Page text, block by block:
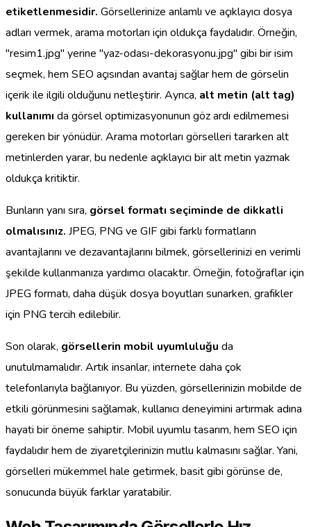
etiketlenmesidir. Görsellerinize anlamlı ve açıklayıcı dosya
adları vermek, arama motorları için oldukça faydalıdır. Örneğin,
"resim1.jpg" yerine "yaz-odası-dekorasyonu.jpg" gibi bir isim
seçmek, hem SEO açısından avantaj sağlar hem de görselin
içerik ile ilgili olduğunu netleştirir. Ayrıca, alt metin (alt tag)
kullanımı da görsel optimizasyonunun göz ardı edilmemesi
gereken bir yönüdür. Arama motorları görselleri tararken alt
metinlerden yarar, bu nedenle açıklayıcı bir alt metin yazmak
oldukça kritiktir.
Bunların yanı sıra, görsel formatı seçiminde de dikkatli
olmalısınız. JPEG, PNG ve GIF gibi farklı formatların
avantajlarını ve dezavantajlarını bilmek, görsellerinizi en verimli
şekilde kullanmanıza yardımcı olacaktır. Örneğin, fotoğraflar için
JPEG formatı, daha düşük dosya boyutları sunarken, grafikler
için PNG tercih edilebilir.
Son olarak, görsellerin mobil uyumluluğu da
unutulmamalıdır. Artık insanlar, internete daha çok
telefonlarıyla bağlanıyor. Bu yüzden, görsellerinizin mobilde de
etkili görünmesini sağlamak, kullanıcı deneyimini artırmak adına
hayati bir öneme sahiptir. Mobil uyumlu tasarım, hem SEO için
faydalıdır hem de ziyaretçilerinizin mutlu kalmasını sağlar. Yani,
görselleri mükemmel hale getirmek, basit gibi görünse de,
sonucunda büyük farklar yaratabilir.